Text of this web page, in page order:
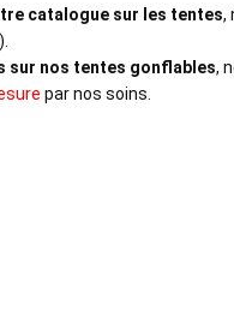
catalogue sur les tentes,
sur nos tentes gonflables,
par nos soins.